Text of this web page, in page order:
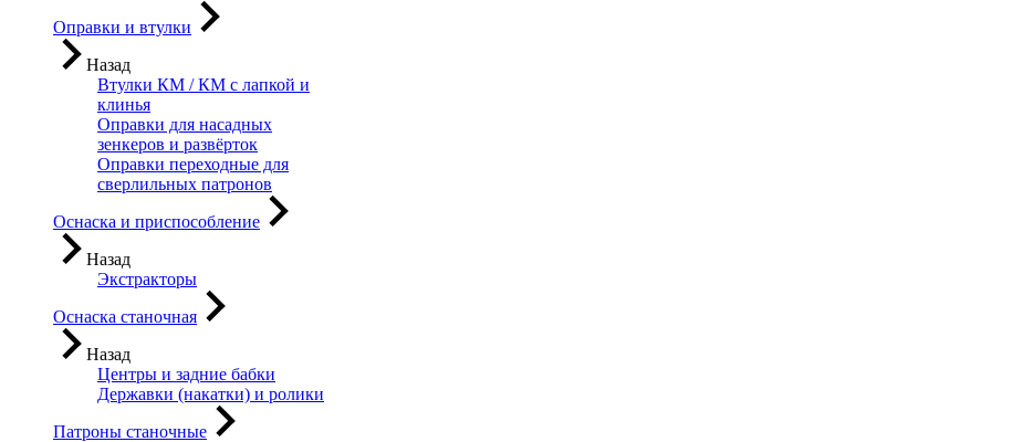
Оправки и втулки
Назад
Втулки КМ / КМ с лапкой и
клинья
Оправки для насадных
зенкеров и развёрток
Оправки переходные для
сверлильных патронов
Оснаска и приспособление
Назад
Экстракторы
Оснаска станочная
Назад
Центры и задние бабки
Державки (накатки) и ролики
Патроны станочные